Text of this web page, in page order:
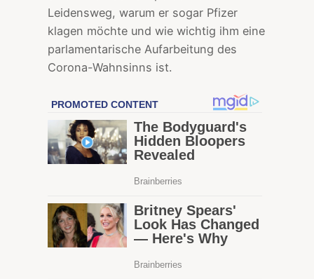
Leidensweg, warum er sogar Pfizer
klagen möchte und wie wichtig ihm eine
parlamentarische Aufarbeitung des
Corona-Wahnsinns ist.